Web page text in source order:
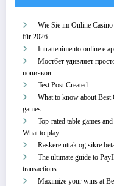
Wie Sie im Online
für 2026
Intrattenimento online e
Мостбет удивляет
новичков
Test Post Created
What to know about Best
games
Top-rated table games
What to play
Raskere uttak og sikre
The ultimate guide to
transactions
Maximize your wins at